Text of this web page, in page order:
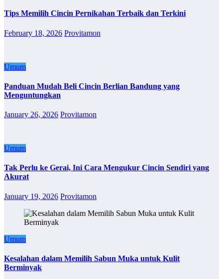
Tips Memilih Cincin Pernikahan Terbaik dan Terkini
February 18, 2026 Provitamon
Umum
Panduan Mudah Beli Cincin Berlian Bandung yang
Menguntungkan
January 26, 2026 Provitamon
Umum
Tak Perlu ke Gerai, Ini Cara Mengukur Cincin Sendiri yang
Akurat
January 19, 2026 Provitamon
Umum
Kesalahan dalam Memilih Sabun Muka untuk Kulit
Berminyak